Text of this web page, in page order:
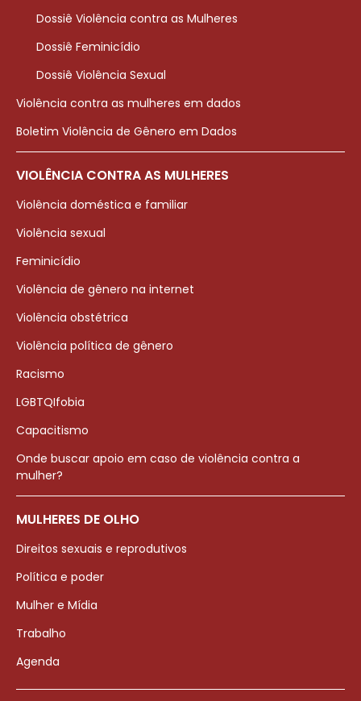
Dossiê Violência contra as Mulheres
Dossiê Feminicídio
Dossiê Violência Sexual
Violência contra as mulheres em dados
Boletim Violência de Gênero em Dados
VIOLÊNCIA CONTRA AS MULHERES
Violência doméstica e familiar
Violência sexual
Feminicídio
Violência de gênero na internet
Violência obstétrica
Violência política de gênero
Racismo
LGBTQIfobia
Capacitismo
Onde buscar apoio em caso de violência contra a
mulher?
MULHERES DE OLHO
Direitos sexuais e reprodutivos
Política e poder
Mulher e Mídia
Trabalho
Agenda